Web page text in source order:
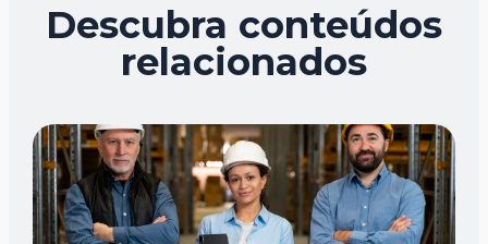
Descubra conteúdos
relacionados